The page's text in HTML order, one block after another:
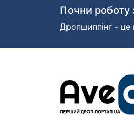
Почни роботу
Дропшиппінг - це